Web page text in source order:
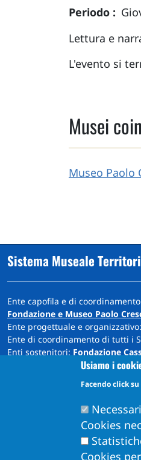
Periodo
Lettura e
L'evento si
Musei
Museo Paolo
Sistema Museale
Ente capofila e di
Fondazione e Museo Paolo
Ente progettuale e organizzativo:
Ente di coordinamento di tutti i
Enti sostenitori: Fondazione
Sede: Cortile Carrara - Palazzo
info@museiprovincialucca.it
Usiamo i
Facendo click
Necessari
Cookies
Cookies